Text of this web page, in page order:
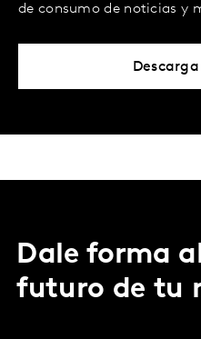
de consumo de noticias y
Dale forma
futuro de tu